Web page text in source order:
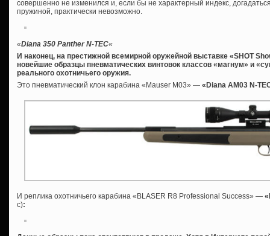
совершенно не изменился и, если бы не характерный индекс,
пружиной, практически невозможно.
«Diana 350 Panther N-TEC«
И наконец, на престижной всемирной оружейной выставке «SHOT
новейшие образцы пневматических винтовок классов «магнум» и
реального охотничьего оружия.
Это пневматический клон карабина «Mauser M03» — «Diana AM03 N-
И реплика охотничьего карабина «BLASER R8 Professional Success» —
с):